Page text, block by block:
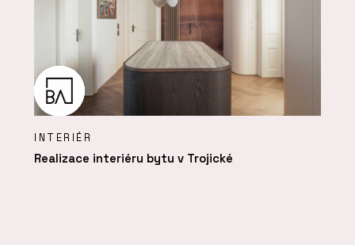
INTERIÉR
Realizace interiéru bytu v Trojické